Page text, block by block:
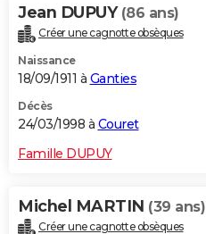
Jean DUPUY (86 ans)
Créer une cagnotte obsèques
Naissance
18/09/1911 à Ganties
Décès
24/03/1998 à Couret
Famille DUPUY
Michel MARTIN (39 ans)
Créer une cagnotte obsèques